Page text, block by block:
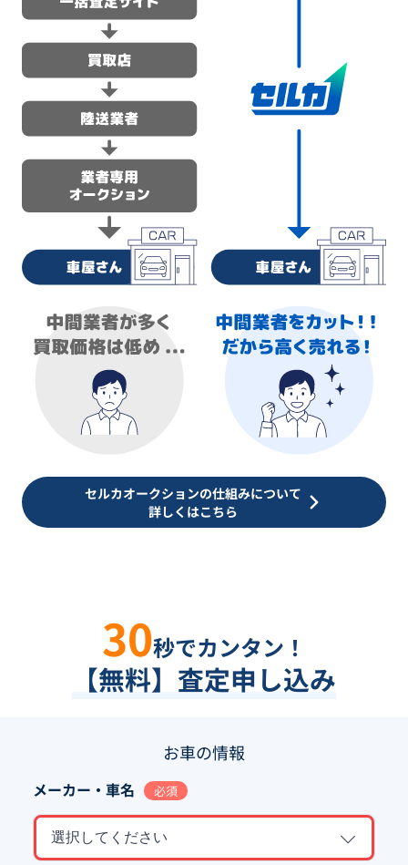
セルカオークションの仕組みについて
詳しくはこちら
30秒でカンタン！
【無料】査定申し込み
お車の情報
メーカー・車名 必須
選択してください